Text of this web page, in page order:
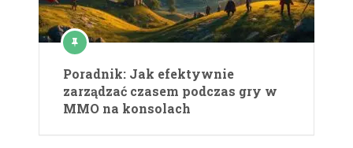
Poradnik: Jak efektywnie
zarządzać czasem podczas gry w
MMO na konsolach